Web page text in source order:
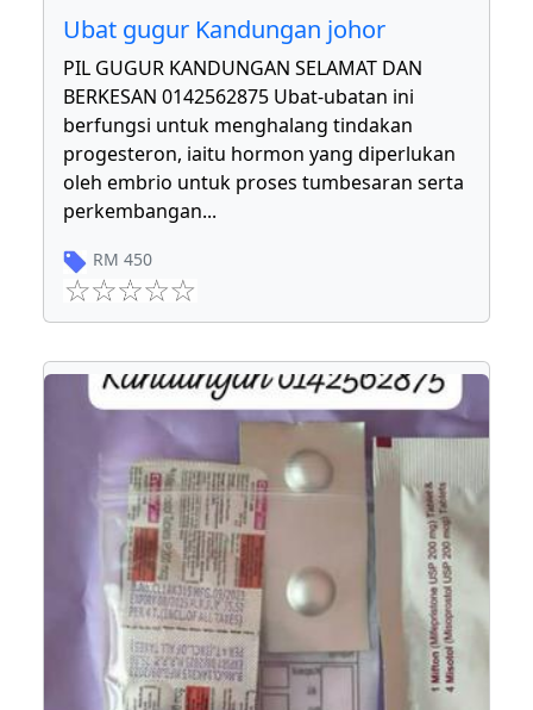
Ubat gugur Kandungan johor
PIL GUGUR KANDUNGAN SELAMAT DAN
BERKESAN 0142562875 Ubat-ubatan ini
berfungsi untuk menghalang tindakan
progesteron, iaitu hormon yang diperlukan
oleh embrio untuk proses tumbesaran serta
perkembangan...
RM 450